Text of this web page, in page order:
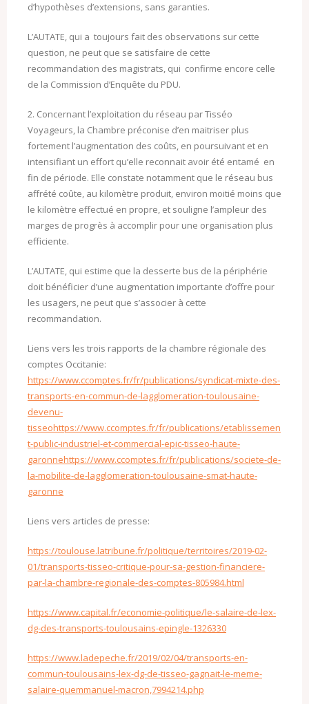
d’hypothèses d’extensions, sans garanties.
L’AUTATE, qui a toujours fait des observations sur cette
question, ne peut que se satisfaire de cette
recommandation des magistrats, qui confirme encore celle
de la Commission d’Enquête du PDU.
2. Concernant l’exploitation du réseau par Tisséo
Voyageurs, la Chambre préconise d’en maitriser plus
fortement l’augmentation des coûts, en poursuivant et en
intensifiant un effort qu’elle reconnait avoir été entamé en
fin de période. Elle constate notamment que le réseau bus
affrété coûte, au kilomètre produit, environ moitié moins que
le kilomètre effectué en propre, et souligne l’ampleur des
marges de progrès à accomplir pour une organisation plus
efficiente.
L’AUTATE, qui estime que la desserte bus de la périphérie
doit bénéficier d’une augmentation importante d’offre pour
les usagers, ne peut que s’associer à cette
recommandation.
Liens vers les trois rapports de la chambre régionale des
comptes Occitanie:
https://www.ccomptes.fr/fr/publications/syndicat-mixte-des-
transports-en-commun-de-lagglomeration-toulousaine-
devenu-
tisseohttps://www.ccomptes.fr/fr/publications/etablissemen
t-public-industriel-et-commercial-epic-tisseo-haute-
garonnehttps://www.ccomptes.fr/fr/publications/societe-de-
la-mobilite-de-lagglomeration-toulousaine-smat-haute-
garonne
Liens vers articles de presse:
https://toulouse.latribune.fr/politique/territoires/2019-02-
01/transports-tisseo-critique-pour-sa-gestion-financiere-
par-la-chambre-regionale-des-comptes-805984.html
https://www.capital.fr/economie-politique/le-salaire-de-lex-
dg-des-transports-toulousains-epingle-1326330
https://www.ladepeche.fr/2019/02/04/transports-en-
commun-toulousains-lex-dg-de-tisseo-gagnait-le-meme-
salaire-quemmanuel-macron,7994214.php